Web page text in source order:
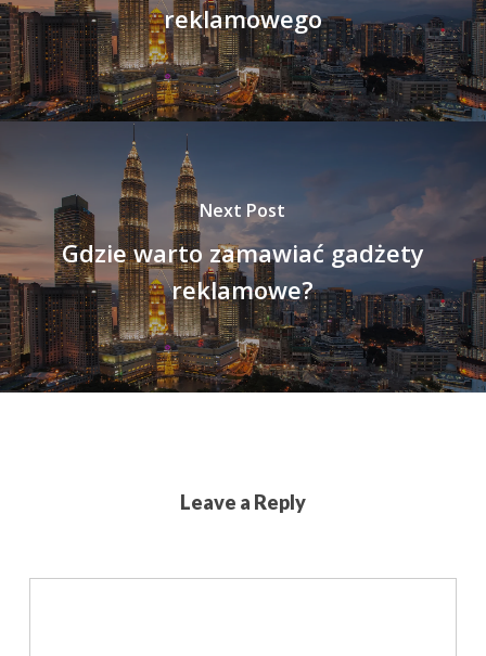
reklamowego
Next Post
Gdzie warto zamawiać gadżety
reklamowe?
Leave a Reply